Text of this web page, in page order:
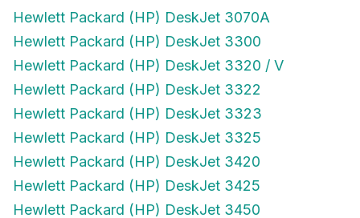
Hewlett Packard (HP) DeskJet 3070A
Hewlett Packard (HP) DeskJet 3300
Hewlett Packard (HP) DeskJet 3320 / V
Hewlett Packard (HP) DeskJet 3322
Hewlett Packard (HP) DeskJet 3323
Hewlett Packard (HP) DeskJet 3325
Hewlett Packard (HP) DeskJet 3420
Hewlett Packard (HP) DeskJet 3425
Hewlett Packard (HP) DeskJet 3450